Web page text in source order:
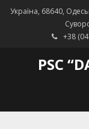
Україна, 68640,
+38
PSC